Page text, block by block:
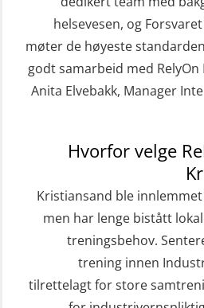
Pustelunge
inkl. Brannslukking
sivile mannskaper
inkl. brannslukning
Hjertestarter
Kombi Søk og
repetisjonskurs
(ABSBLE010)
Kondisjonstest
båt (HMOB)
STCW
båt (HMOB)
STCW Livbåtfører
STCW Mann-Over-
(hurtiggående) 32
(MSE112)
STCW
sliskebåt (MSE116)
STCW
helsevesen, og
møter de høyeste
godt samarbeid med RelyOn
Anita Elvebakk, Manager
Hvorfor velge
Kristiansand ble innlemmet
men har lenge bistått
treningsbehov.
trening innen
tilrettelagt for store